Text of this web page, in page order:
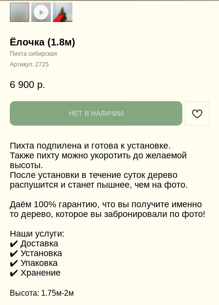
Ёлочка (1.8м)
Пихта сибирская
Артикул: 2725
6 900 р.
НЕТ В НАЛИЧИИ
Пихта подпилена и готова к установке.
Также пихту можно укоротить до желаемой
высоты.
После установки в течение суток дерево
распушится и станет пышнее, чем на фото.
Даём 100% гарантию, что вы получите именно
то дерево, которое вы забронировали по фото!
Наши услуги:
✔️ Доставка
✔️ Установка
✔️ Упаковка
✔️ Хранение
Высота: 1.75м-2м